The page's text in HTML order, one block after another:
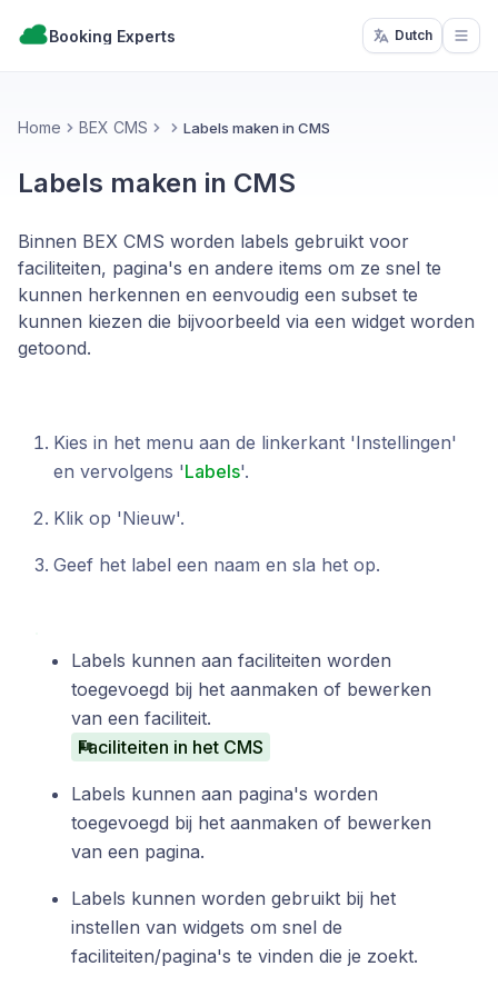
Booking Experts Dutch
Home BEX CMS Labels maken in CMS
Labels maken in CMS
Binnen BEX CMS worden labels gebruikt voor
faciliteiten, pagina's en andere items om ze snel te
kunnen herkennen en eenvoudig een subset te
kunnen kiezen die bijvoorbeeld via een widget worden
getoond.
Kies in het menu aan de linkerkant 'Instellingen'
en vervolgens 'Labels'.
Klik op 'Nieuw'.
Geef het label een naam en sla het op.
Labels kunnen aan faciliteiten worden
toegevoegd bij het aanmaken of bewerken
van een faciliteit.
Faciliteiten in het CMS
Labels kunnen aan pagina's worden
toegevoegd bij het aanmaken of bewerken
van een pagina.
Labels kunnen worden gebruikt bij het
instellen van widgets om snel de
faciliteiten/pagina's te vinden die je zoekt.